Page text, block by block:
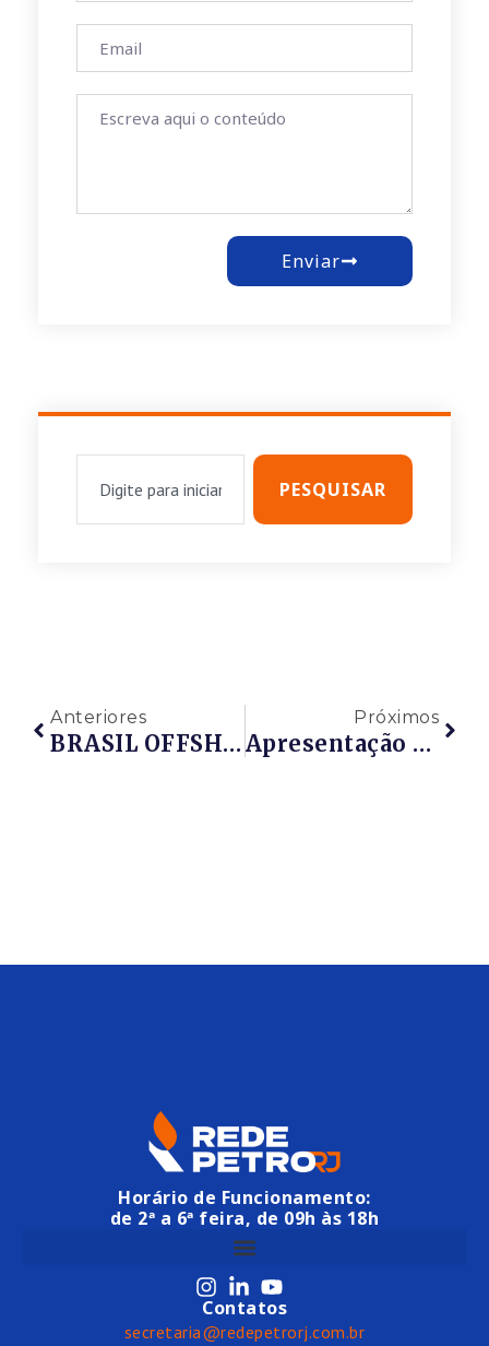
Enviar
PESQUISAR
Anteriores
BRASIL OFFSHORE – 20 A 23 DE JUNHO – MACAÉ
Próximos
Apresentação CCIABM – Fazendo Negócios Em Rede
Horário de Funcionamento:
de 2ª a 6ª feira, de 09h às 18h
Contatos
secretaria@redepetrorj.com.br